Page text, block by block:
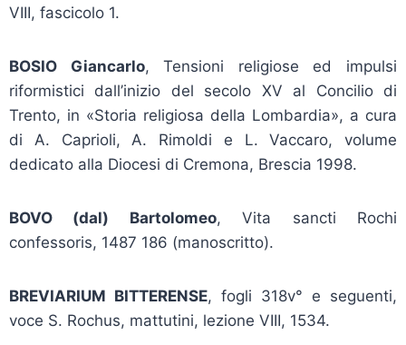
VIII, fascicolo 1.
BOSIO Giancarlo, Tensioni religiose ed impulsi
riformistici dall’inizio del secolo XV al Concilio di
Trento, in «Storia religiosa della Lombardia», a cura
di A. Caprioli, A. Rimoldi e L. Vaccaro, volume
dedicato alla Diocesi di Cremona, Brescia 1998.
BOVO (dal) Bartolomeo, Vita sancti Rochi
confessoris, 1487 186 (manoscritto).
BREVIARIUM BITTERENSE, fogli 318v° e seguenti,
voce S. Rochus, mattutini, lezione VIII, 1534.